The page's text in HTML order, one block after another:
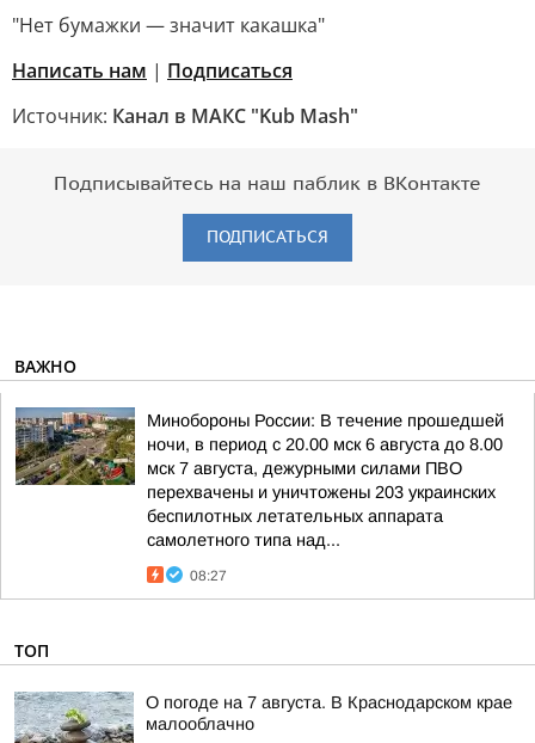
"Нет бумажки — значит какашка"
Написать нам | Подписаться
Источник: Канал в МАКС "Kub Mash"
Подписывайтесь на наш паблик в ВКонтакте
ПОДПИСАТЬСЯ
ВАЖНО
Минобороны России: В течение прошедшей
ночи, в период с 20.00 мск 6 августа до 8.00
мск 7 августа, дежурными силами ПВО
перехвачены и уничтожены 203 украинских
беспилотных летательных аппарата
самолетного типа над...
08:27
ТОП
О погоде на 7 августа. В Краснодарском крае
малооблачно